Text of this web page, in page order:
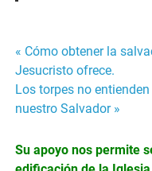
Navegación
de
entradas
« Cómo obtener la
Jesucristo ofrece.
Los torpes no
nuestro Salvador »
Su apoyo nos permite